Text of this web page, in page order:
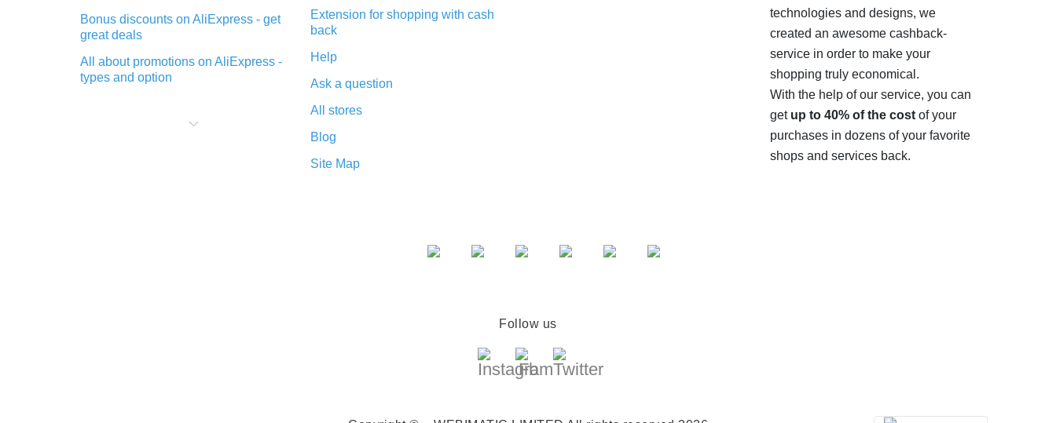
Bonus discounts on AliExpress - get
great deals
All about promotions on AliExpress -
types and option
purchases on AliExpress - short and
Extension for shopping with cash
back
Help
Ask a question
All stores
Blog
Site Map
technologies and designs, we
created an awesome cashback-
service in order to make your
shopping truly economical.
With the help of our service, you can
get up to 40% of the costof your
purchases in dozens of your favorite
shops and services back.
Follow us